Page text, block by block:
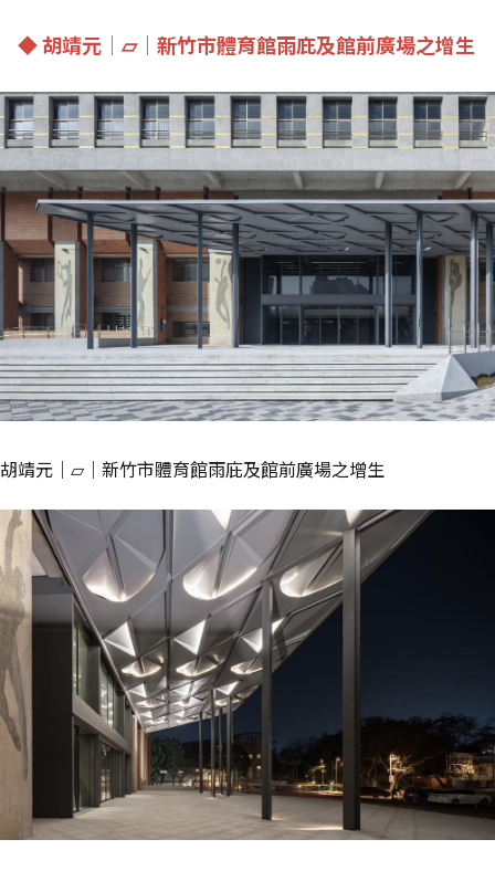
◆ 胡靖元｜▱｜新竹市體育館雨庇及館前廣場之增生
胡靖元｜▱｜新竹市體育館雨庇及館前廣場之增生